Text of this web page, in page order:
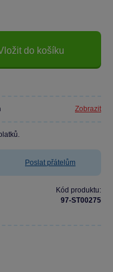
do košíku
Zobrazit
Poslat přátelům
Kód produktu:
97-ST00275